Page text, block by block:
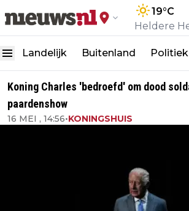
19°C
Heldere
Landelijk Buitenland Politiek
Koning Charles 'bedroefd' om dood
paardenshow
16 MEI , 14:56•KONINGSHUIS